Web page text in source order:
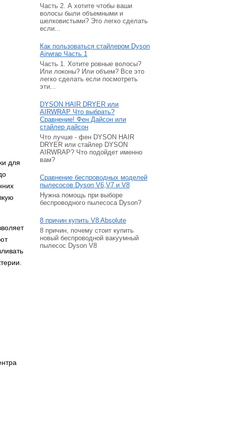
для
Часть 2. А хотите чтобы ваши
волосы были объемными и
шелковистыми? Это легко сделать
если...
Как пользоваться стайлером Dyson
Airwrap Часть 1
Часть 1. Хотите ровные волосы?
Или локоны? Или объем? Все это
легко сделать если посмотреть
эти...
DYSON HAIR DRYER или
AIRWRAP Что выбрать?
Сравнение! Фен Дайсон или
стайлер дайсон
Что лучше - фен DYSON HAIR
DRYER или стайлер DYSON
AIRWRAP? Что подойдет именно
вам?
Сравнение беспроводных моделей
пылесосов Dyson V6,V7 и V8
Нужна помощь при выборе
беспроводного пылесоса Dyson?
8 причин купить V8 Absolute
8 причин, почему стоит купить
новый беспроводной вакуумный
пылесос Dyson V8